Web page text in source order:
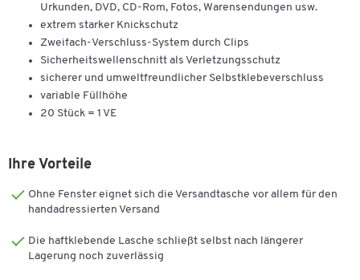
Urkunden, DVD, CD-Rom, Fotos, Warensendungen usw.
extrem starker Knickschutz
Zweifach-Verschluss-System durch Clips
Sicherheitswellenschnitt als Verletzungsschutz
sicherer und umweltfreundlicher Selbstklebeverschluss
variable Füllhöhe
20 Stück = 1 VE
Ihre Vorteile
Ohne Fenster eignet sich die Versandtasche vor allem für den
handadressierten Versand
Die haftklebende Lasche schließt selbst nach längerer
Lagerung noch zuverlässig